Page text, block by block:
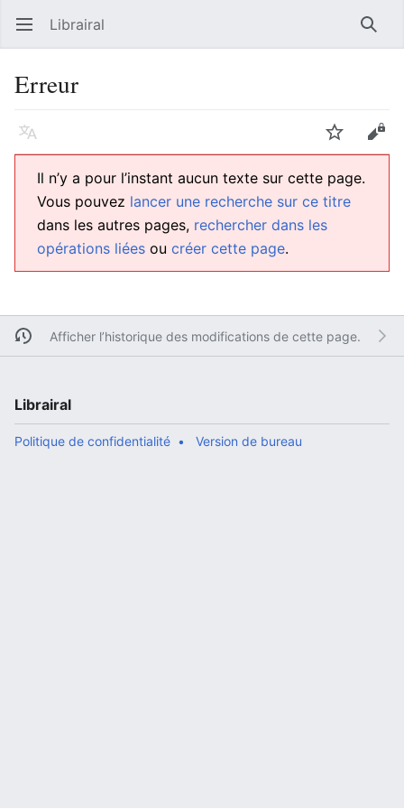
Ouvrir le menu principal Librairal
Erreur
Langue Suivre
Il n’y a pour l’instant aucun texte sur cette page.
Vous pouvez lancer une recherche sur ce titre
dans les autres pages, rechercher dans les
opérations liées ou créer cette page.
Afficher l’historique des modifications de cette page.
Librairal
Politique de confidentialité Version de bureau